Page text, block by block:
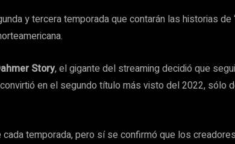
y tercera temporada que contarán las historias de
Story, el gigante del streaming decidió que
en el segundo título más visto del 2022, sólo
temporada, pero sí se confirmó que los